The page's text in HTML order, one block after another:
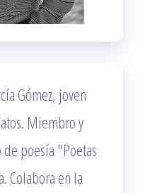
Gómez, joven
Miembro y
poesía "Poetas
Colabora en la